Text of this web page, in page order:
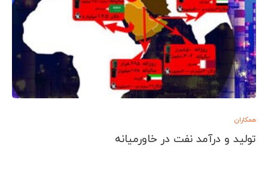
همکاران
تولید و درآمد نفت در خاورمیانه